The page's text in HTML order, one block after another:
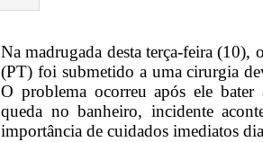
Na madrugada desta terça-feira
(PT) foi submetido a uma cirurgia
O problema ocorreu após ele
queda no banheiro, incidente
importância de cuidados imediatos